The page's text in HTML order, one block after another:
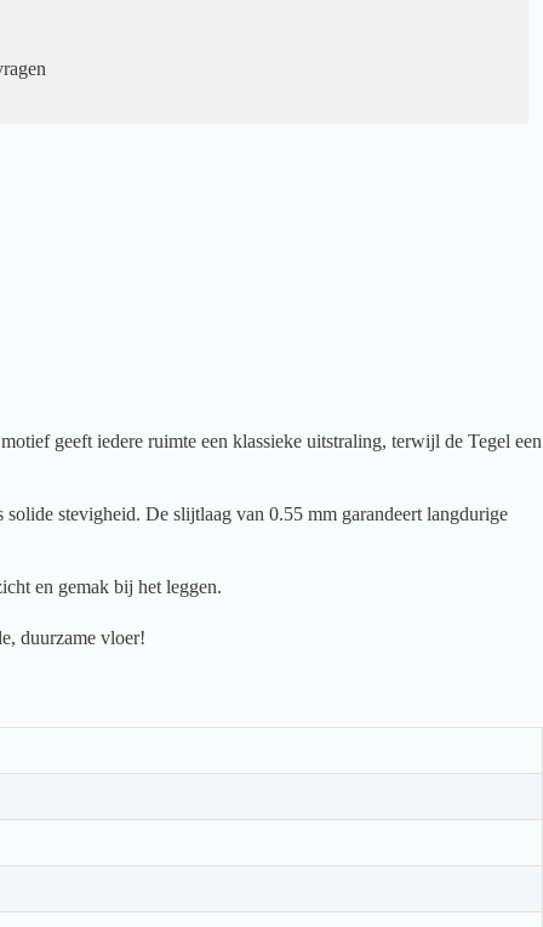
geeft iedere ruimte een klassieke uitstraling, terwijl de Tegel een
stevigheid. De slijtlaag van 0.55 mm garandeert langdurige
en gemak bij het leggen.
duurzame vloer!